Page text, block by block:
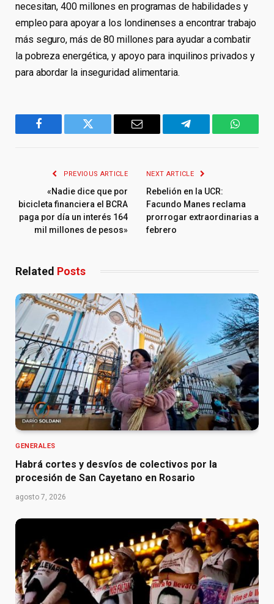
necesitan, 400 millones en programas de habilidades y
empleo para apoyar a los londinenses a encontrar trabajo
más seguro, más de 80 millones para ayudar a combatir
la pobreza energética, y apoyo para inquilinos privados y
para abordar la inseguridad alimentaria.
Facebook Twitter Email Telegram
PREVIOUS ARTICLE
«Nadie dice que por
bicicleta financiera el BCRA
paga por día un interés 164
mil millones de pesos»
NEXT ARTICLE
Rebelión en la UCR:
Facundo Manes reclama
prorrogar extraordinarias a
febrero
Related Posts
GENERALES
Habrá cortes y desvíos de colectivos por la
procesión de San Cayetano en Rosario
agosto 7, 2026